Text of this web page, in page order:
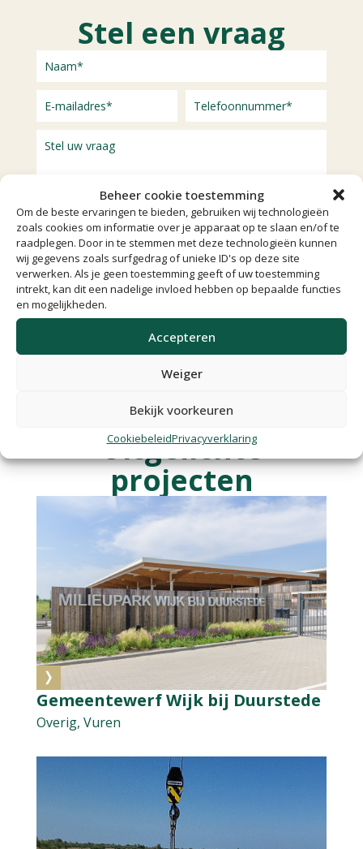
Beheer cookie toestemming
Om de beste ervaringen te bieden, gebruiken wij technologieën
zoals cookies om informatie over je apparaat op te slaan en/of te
raadplegen. Door in te stemmen met deze technologieën kunnen
wij gegevens zoals surfgedrag of unieke ID's op deze site
verwerken. Als je geen toestemming geeft of uw toestemming
intrekt, kan dit een nadelige invloed hebben op bepaalde functies
en mogelijkheden.
Accepteren
Weiger
Bekijk voorkeuren
CookiebeleidPrivacyverklaring
Stel een vraag
Uitgelichte
projecten
Gemeentewerf Wijk bij Duurstede
Overig, Vuren